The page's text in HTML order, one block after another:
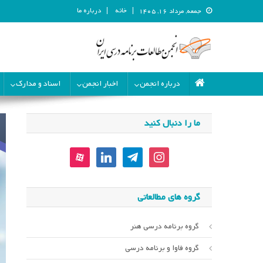
جمعه, مرداد ۱۶, ۱۴۰۵ خانه درباره ما
انجمن مطالعات برنامه درسی
درباره انجمن
اخبار انجمن اسناد و مدارک
ما را دنبال کنید
instagram
telegram
linkedin
aparat
گروه های مطالعاتی
گروه برنامه درسی هنر
گروه فاوا و برنامه درسی